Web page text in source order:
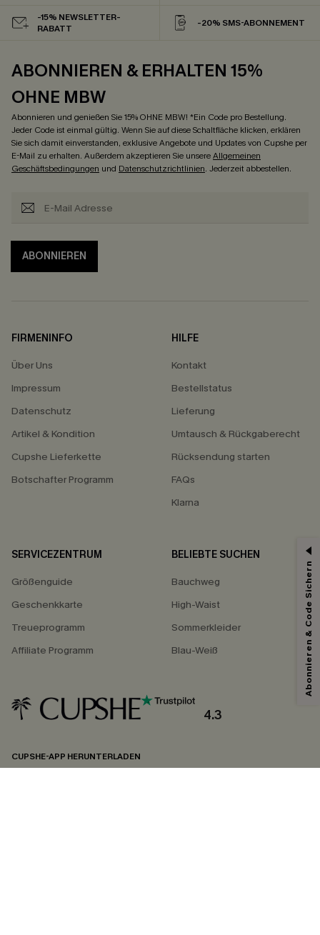
-15% NEWSLETTER-
RABATT
-20% SMS-ABONNEMENT
ABONNIEREN & ERHALTEN 15%
OHNE MBW
Abonnieren und genießen Sie 15% OHNE MBW! *Ein Code pro Bestellung.
Jeder Code ist einmal gültig. Wenn Sie auf diese Schaltfläche klicken, erklären
Sie sich damit einverstanden, exklusive Angebote und Updates von Cupshe per
E-Mail zu erhalten. Außerdem akzeptieren Sie unsereAllgemeinen
Geschäftsbedingungen und Datenschutzrichtlinien. Jederzeit abbestellen.
ABONNIEREN
FIRMENINFO
Über Uns
Impressum
Datenschutz
Artikel & Kondition
Cupshe Lieferkette
Botschafter Programm
HILFE
Kontakt
Bestellstatus
Lieferung
Umtausch & Rückgaberecht
Rücksendung starten
FAQs
Klarna
SERVICEZENTRUM
Größenguide
Geschenkkarte
Treueprogramm
Affiliate Programm
BELIEBTE SUCHEN
Bauchweg
High-Waist
Sommerkleider
Blau-Weiß
4.3
CUPSHE-APP HERUNTERLADEN
15% ERHALTEN
15% ohne MBW für E-Mail-Abonnenten.
*Ein Code pro Bestellung. Jeder Code ist einmal gültig.
undDatenschutzbestimmungen. Sie können sich jederzeit abmelden.
Abonnieren & Code Sichern